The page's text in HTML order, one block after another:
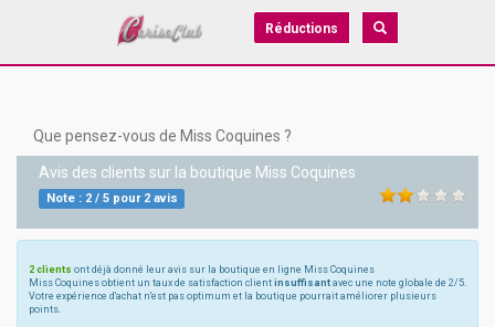
Réductions
Que pensez-vous de Miss Coquines ?
Avis des clients sur la boutique Miss Coquines
Note : 2/ 5pour 2avis
2 clients ont déjà donné leur avis sur la boutique en ligne Miss Coquines
Miss Coquines obtient un taux de satisfaction client insuffisant avec une note globale de 2/5.
Votre expérience d'achat n'est pas optimum et la boutique pourrait améliorer plusieurs
points.